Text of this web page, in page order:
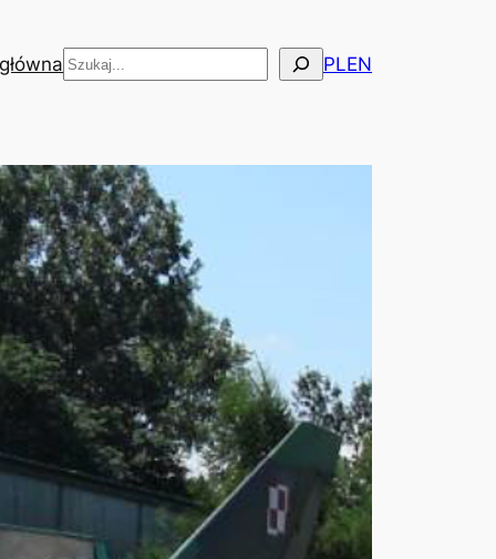
Szukaj PLEN